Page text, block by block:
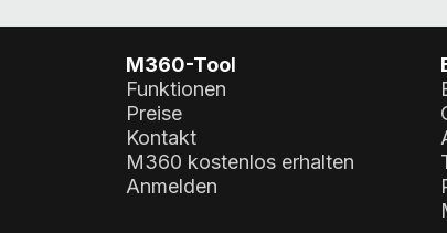
M360-Tool
Funktionen
Preise
Kontakt
M360 kostenlos erhalten
Anmelden